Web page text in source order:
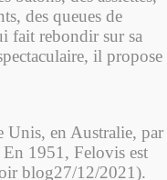
des queues de
fait rebondir sur sa
il propose
Unis, en Australie, par
1951, Felovis est
blog27/12/2021).